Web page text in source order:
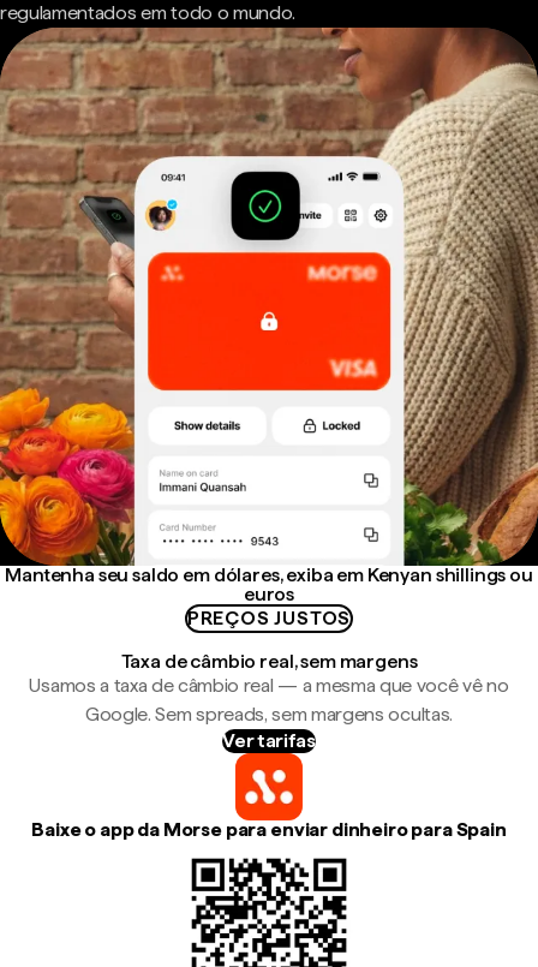
regulamentados em todo o mundo.
Mantenha seu saldo em dólares, exiba em Kenyan shillings ou
euros
PREÇOS JUSTOS
Taxa de câmbio real, sem margens
Usamos a taxa de câmbio real — a mesma que você vê no
Google. Sem spreads, sem margens ocultas.
Ver tarifas
Baixe o app da Morse para enviar dinheiro para Spain